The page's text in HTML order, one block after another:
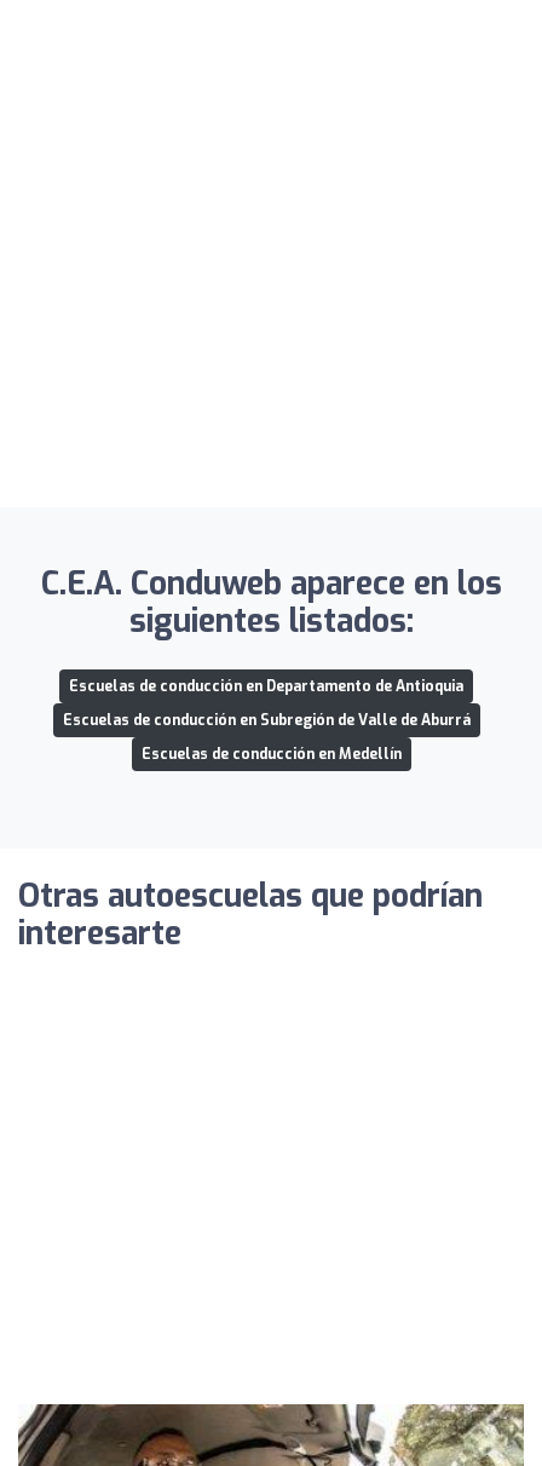
C.E.A. Conduweb aparece en los
siguientes listados:
Escuelas de conducción en Departamento de Antioquia
Escuelas de conducción en Subregión de Valle de Aburrá
Escuelas de conducción en Medellín
Otras autoescuelas que podrían
interesarte